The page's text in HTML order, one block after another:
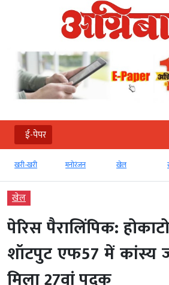
ई-पेपर
खरी-खरी मनोरंजन खेल
खेल
पेरिस पैरालिंपिक:
शॉटपुट एफ57 में कांस्य